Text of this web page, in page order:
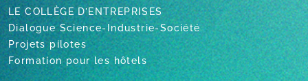
LE COLLÈGE D’ENTREPRISES
Dialogue Science-Industrie-Société
Projets pilotes
Formation pour les hôtels